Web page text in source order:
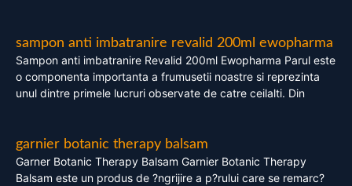
sampon anti imbatranire revalid 200ml ewopharma
Sampon anti imbatranire Revalid 200ml Ewopharma Parul este
o componenta importanta a frumusetii noastre si reprezinta
unul dintre primele lucruri observate de catre ceilalti. Din
garnier botanic therapy balsam
Garner Botanic Therapy Balsam Garnier Botanic Therapy
Balsam este un produs de ?ngrijire a p?rului care se remarc?